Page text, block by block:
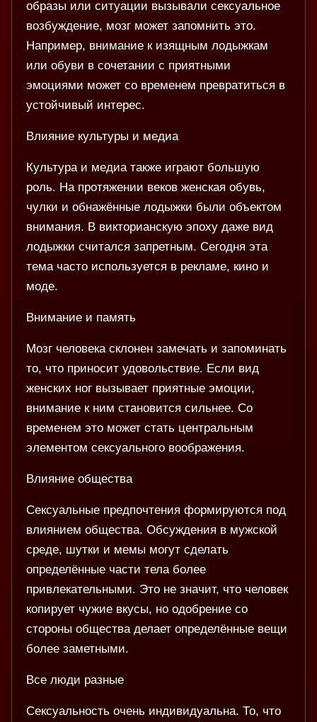
образы или ситуации вызывали сексуальное
возбуждение, мозг может запомнить это.
Например, внимание к изящным лодыжкам
или обуви в сочетании с приятными
эмоциями может со временем превратиться в
устойчивый интерес.
Влияние культуры и медиа
Культура и медиа также играют большую
роль. На протяжении веков женская обувь,
чулки и обнажённые лодыжки были объектом
внимания. В викторианскую эпоху даже вид
лодыжки считался запретным. Сегодня эта
тема часто используется в рекламе, кино и
моде.
Внимание и память
Мозг человека склонен замечать и запоминать
то, что приносит удовольствие. Если вид
женских ног вызывает приятные эмоции,
внимание к ним становится сильнее. Со
временем это может стать центральным
элементом сексуального воображения.
Влияние общества
Сексуальные предпочтения формируются под
влиянием общества. Обсуждения в мужской
среде, шутки и мемы могут сделать
определённые части тела более
привлекательными. Это не значит, что человек
копирует чужие вкусы, но одобрение со
стороны общества делает определённые вещи
более заметными.
Все люди разные
Сексуальность очень индивидуальна. То, что